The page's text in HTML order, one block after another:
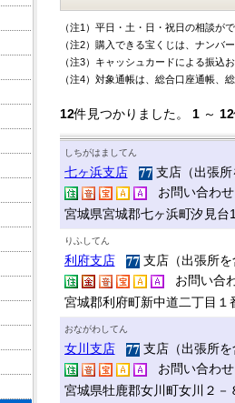
（注1）平日・土・日・祝日の相談が
（注2）購入できる宝くじは、ナンバ
（注3）キャッシュカードによる振込
（注4）対象通帳は、総合口座通帳、
12件見つかりました。 1～ 12
しちがはましてん
七ヶ浜支店
支店（出張
お問い合わ
宮城県宮城郡七ヶ浜町汐見台
りふしてん
利府支店
支店（出張所
お問い合
宮城郡利府町新中道二丁目１
おながわしてん
女川支店
支店（出張所
お問い合わ
宮城県牡鹿郡女川町女川２－